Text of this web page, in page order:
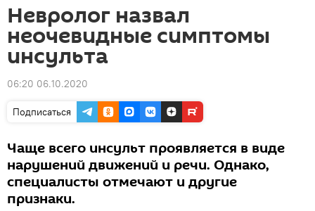
Невролог назвал
неочевидные симптомы
инсульта
06:20 06.10.2020
Подписаться
Чаще всего инсульт проявляется в виде
нарушений движений и речи. Однако,
специалисты отмечают и другие
признаки.